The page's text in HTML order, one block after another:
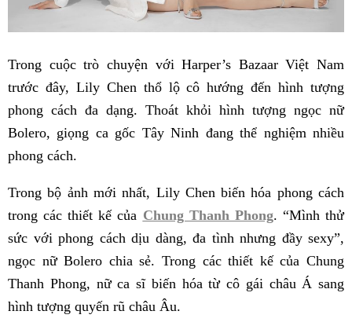
Trong cuộc trò chuyện với Harper’s Bazaar Việt Nam
trước đây, Lily Chen thổ lộ cô hướng đến hình tượng
phong cách đa dạng. Thoát khỏi hình tượng ngọc nữ
Bolero, giọng ca gốc Tây Ninh đang thể nghiệm nhiều
phong cách.
Trong bộ ảnh mới nhất, Lily Chen biến hóa phong cách
trong các thiết kế của Chung Thanh Phong. “Mình thử
sức với phong cách dịu dàng, đa tình nhưng đầy sexy”,
ngọc nữ Bolero chia sẻ. Trong các thiết kế của Chung
Thanh Phong, nữ ca sĩ biến hóa từ cô gái châu Á sang
hình tượng quyến rũ châu Âu.